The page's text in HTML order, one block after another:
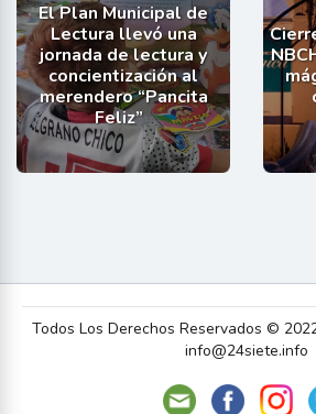
El Plan Municipal de
Lectura llevó una
jornada de lectura y
concientización al
merendero “Pancita
Feliz”
Todos Los Derechos Reservados ©
info@24siete.info